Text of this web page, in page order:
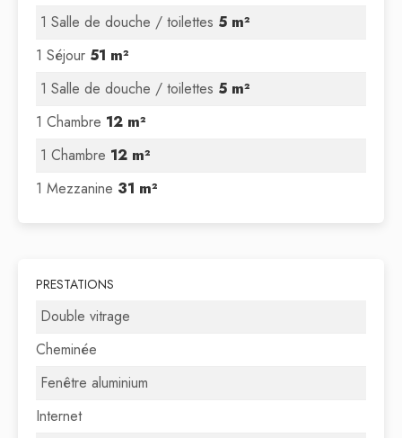
1 Salle de douche / toilettes 5 m²
1 Séjour 51 m²
1 Salle de douche / toilettes 5 m²
1 Chambre 12 m²
1 Chambre 12 m²
1 Mezzanine 31 m²
PRESTATIONS
Double vitrage
Cheminée
Fenêtre aluminium
Internet